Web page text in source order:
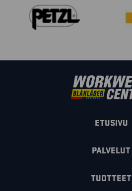
ETUSIVU
PALVELUT
TUOTTEET